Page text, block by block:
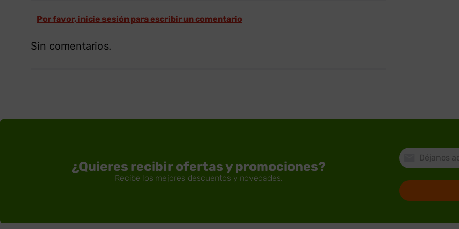
Por favor, inicie sesión para escribir un comentario
Sin comentarios.
¿Quieres recibir ofertas y promociones?